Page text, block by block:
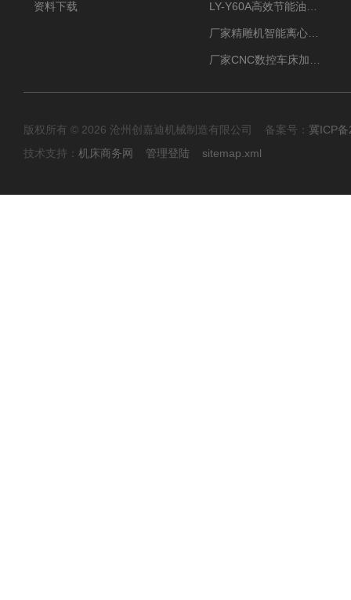
资料下载
版权所有 © 2026 沧州创嘉迪机械制造有限公司 备案号： 冀ICP
技术支持： 机床商务网 管理登陆 sitemap.xml